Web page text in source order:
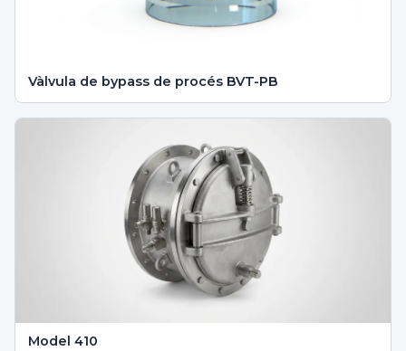
Vàlvula de bypass de procés BVT-PB
Model 410